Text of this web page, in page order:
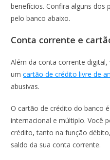
benefícios. Confira alguns dos
pelo banco abaixo.
Conta corrente e
Além da conta corrente
umcartão de crédito livre de
abusivas.
O cartão de crédito do banco
internacional e múltiplo. Você
crédito, tanto na função
saldo da sua conta corrente.